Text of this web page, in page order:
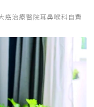
癌治療醫院耳鼻喉科自費